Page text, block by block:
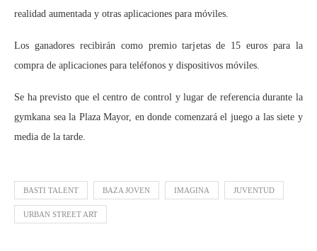
realidad aumentada y otras aplicaciones para móviles.
Los ganadores recibirán como premio tarjetas de 15 euros para la
compra de aplicaciones para teléfonos y dispositivos móviles.
Se ha previsto que el centro de control y lugar de referencia durante la
gymkana sea la Plaza Mayor, en donde comenzará el juego a las siete y
media de la tarde.
BASTI TALENT BAZA JOVEN IMAGINA JUVENTUD
URBAN STREET ART